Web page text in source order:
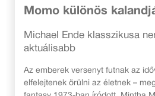
Momo különös
ruhásokkal és az idővel
Michael Ende klasszikusa
aktuálisabb
Az emberek versenyt futnak az
elfelejtenek örülni az életnek –